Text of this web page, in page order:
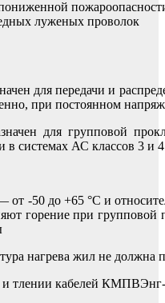
луженых проволок
для передачи и
при постоянном
для групповой
в системах АС классов
от -50 до +65 °С и
горение при групповой
нагрева жил не должна
тлении кабелей